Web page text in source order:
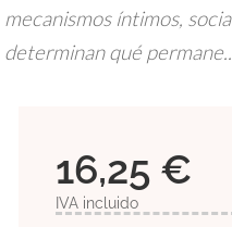
mecanismos íntimos,
determinan qué
16,25 €
IVA incluido